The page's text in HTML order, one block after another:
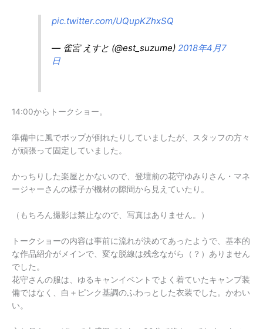
pic.twitter.com/UQupKZhxSQ
— 雀宮 えすと (@est_suzume) 2018年4月7
日
14:00からトークショー。
準備中に風でポップが倒れたりしていましたが、スタッフの方々
が頑張って固定していました。
かっちりした楽屋とかないので、登壇前の花守ゆみりさん・マネ
ージャーさんの様子が機材の隙間から見えていたり。
（もちろん撮影は禁止なので、写真はありません。）
トークショーの内容は事前に流れが決めてあったようで、基本的
な作品紹介がメインで、変な脱線は残念ながら（？）ありません
でした。
花守さんの服は、ゆるキャンイベントでよく着ていたキャンプ装
備ではなく、白＋ピンク基調のふわっとした衣装でした。かわい
い。